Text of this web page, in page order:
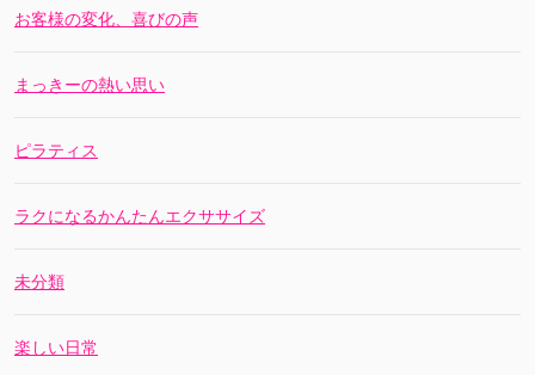
お客様の変化、喜びの声
まっきーの熱い思い
ピラティス
ラクになるかんたんエクササイズ
未分類
楽しい日常